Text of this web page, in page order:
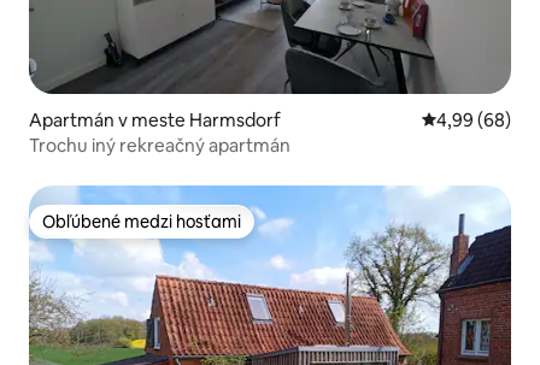
Apartmán v meste Harmsdorf Priemerné
4,99 (68)
Trochu iný rekreačný apartmán
Obľúbené medzi hosťami
Obľúbené medzi hosťami